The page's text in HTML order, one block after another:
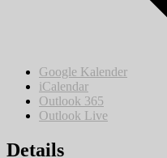
Google Kalender
iCalendar
Outlook 365
Outlook Live
Details